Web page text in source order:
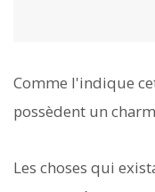
Comme l'indique
possèdent un
Les choses qui